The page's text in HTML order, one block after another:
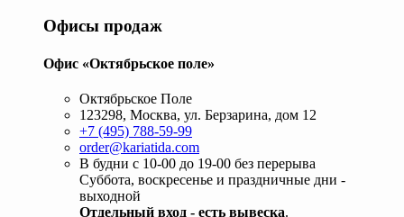
Офисы продаж
Офис «Октябрьское поле»
Октябрьское Поле
123298, Москва, ул. Берзарина, дом 12
+7 (495) 788-59-99
order@kariatida.com
В будни с 10-00 до 19-00 без перерыва
Суббота, воскресенье и праздничные дни -
выходной
Отдельный вход - есть вывеска.